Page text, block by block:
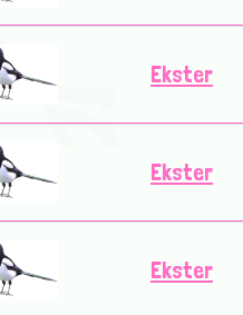
Ekster
Ekster
Ekster